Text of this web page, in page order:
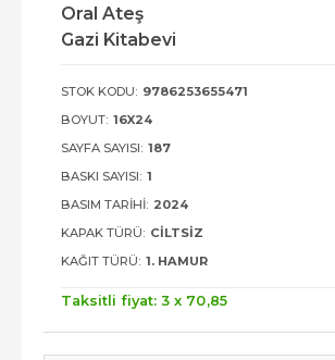
Oral Ateş
Gazi Kitabevi
STOK KODU: 9786253655471
BOYUT: 16X24
SAYFA SAYISI: 187
BASKI SAYISI: 1
BASIM TARIHI: 2024
KAPAK TÜRÜ: CILTSIZ
KAĞIT TÜRÜ: 1. HAMUR
Taksitli fiyat: 3 x 70,85